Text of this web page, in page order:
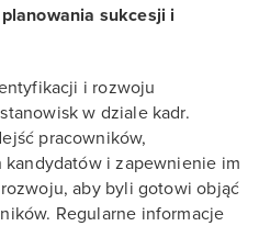
sukcesji i
i rozwoju
w dziale kadr.
pracowników,
i zapewnienie im
aby byli gotowi objąć
Regularne informacje